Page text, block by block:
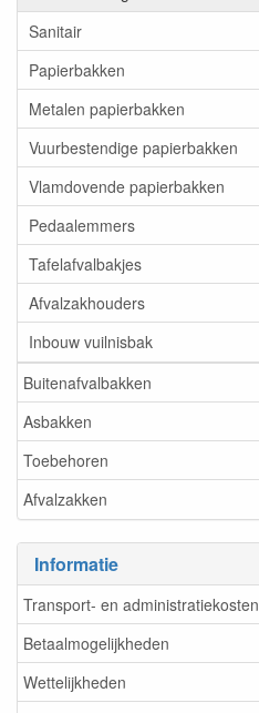
Sanitair
Papierbakken
Metalen papierbakken
Vuurbestendige papierbakken
Vlamdovende papierbakken
Pedaalemmers
Tafelafvalbakjes
Afvalzakhouders
Inbouw vuilnisbak
Buitenafvalbakken
Asbakken
Toebehoren
Afvalzakken
Informatie
Transport- en administratiekosten
Betaalmogelijkheden
Wettelijkheden